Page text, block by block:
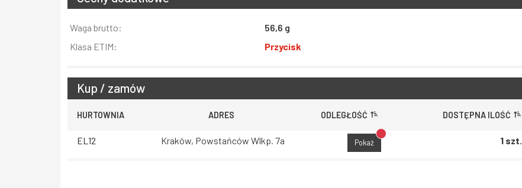
Informacja
Wartość
Waga brutto:
56,6 g
Klasa ETIM:
Przycisk
Kup / zamów
HURTOWNIA ADRES ODLEGŁOŚĆ DOSTĘPNA ILOŚĆ
EL12 Kraków, Powstańców Wlkp. 7a Pokaż Brak dostępu do lokalizacji 1 szt.